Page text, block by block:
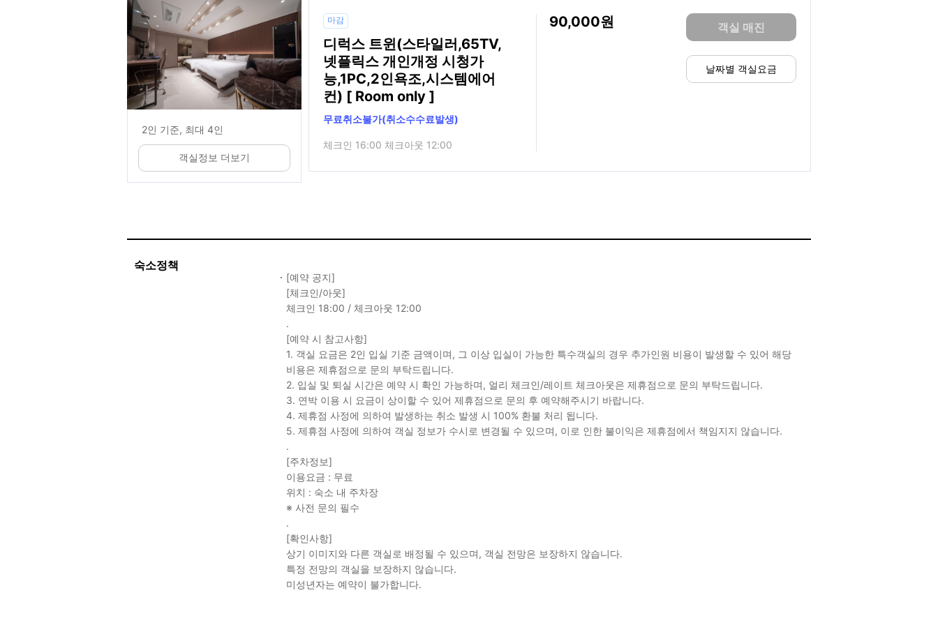
2인 기준, 최대 4인
객실정보 더보기
마감
디럭스 트윈(스타일러,65TV,
넷플릭스 개인개정 시청가
능,1PC,2인욕조,시스템에어
컨) [ Room only ]
무료취소불가(취소수수료발생)
체크인 16:00 체크아웃 12:00
90,000 객실 매진
날짜별 객실요금
숙소정책
[예약 공지]
[체크인/아웃]
체크인 18:00 / 체크아웃 12:00
.
[예약 시 참고사항]
1. 객실 요금은 2인 입실 기준 금액이며, 그 이상 입실이 가능한 특수객실의 경우 추가인원 비용이 발생할 수 있어 해당
비용은 제휴점으로 문의 부탁드립니다.
2. 입실 및 퇴실 시간은 예약 시 확인 가능하며, 얼리 체크인/레이트 체크아웃은 제휴점으로 문의 부탁드립니다.
3. 연박 이용 시 요금이 상이할 수 있어 제휴점으로 문의 후 예약해주시기 바랍니다.
4. 제휴점 사정에 의하여 발생하는 취소 발생 시 100% 환불 처리 됩니다.
5. 제휴점 사정에 의하여 객실 정보가 수시로 변경될 수 있으며, 이로 인한 불이익은 제휴점에서 책임지지 않습니다.
.
[주차정보]
이용요금 : 무료
위치 : 숙소 내 주차장
※ 사전 문의 필수
.
[확인사항]
상기 이미지와 다른 객실로 배정될 수 있으며, 객실 전망은 보장하지 않습니다.
특정 전망의 객실을 보장하지 않습니다.
미성년자는 예약이 불가합니다.